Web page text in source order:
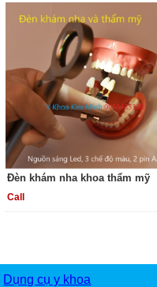
Đèn khám nha khoa thẩm mỹ
Call
Dụng cụ y khoa